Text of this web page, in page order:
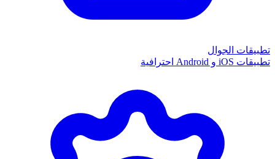
تطبيقات الجوال
تطبيقات iOS و Android احترافية